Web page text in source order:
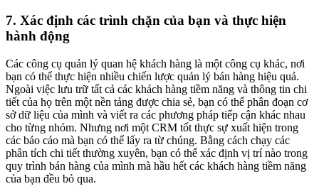
7. Xác định các trình chặn của bạn và thực hiện
hành động
Các công cụ quản lý quan hệ khách hàng là một công cụ khác, nơi
bạn có thể thực hiện nhiều chiến lược quản lý bán hàng hiệu quả.
Ngoài việc lưu trữ tất cả các khách hàng tiềm năng và thông tin chi
tiết của họ trên một nền tảng được chia sẻ, bạn có thể phân đoạn cơ
sở dữ liệu của mình và viết ra các phương pháp tiếp cận khác nhau
cho từng nhóm. Nhưng nơi một CRM tốt thực sự xuất hiện trong
các báo cáo mà bạn có thể lấy ra từ chúng. Bằng cách chạy các
phân tích chi tiết thường xuyên, bạn có thể xác định vị trí nào trong
quy trình bán hàng của mình mà hầu hết các khách hàng tiềm năng
của bạn đều bỏ qua.